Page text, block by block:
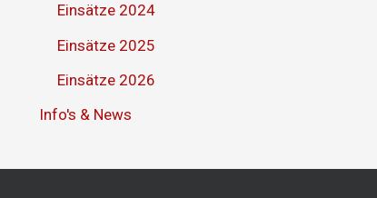
Einsätze 2024
Einsätze 2025
Einsätze 2026
Info's & News